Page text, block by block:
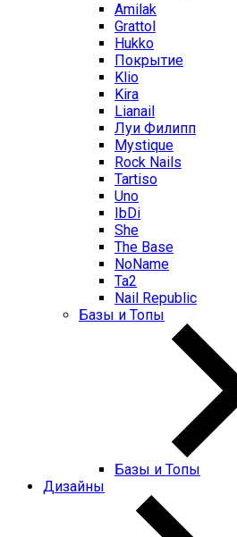
Amilak
Grattol
Hukko
Покрытие
Klio
Kira
Lianail
Луи Филипп
Mystique
Rock Nails
Tartiso
Uno
IbDi
She
The Base
NoName
Ta2
Nail Republic
Базы и Топы
Базы и Топы
Дизайны